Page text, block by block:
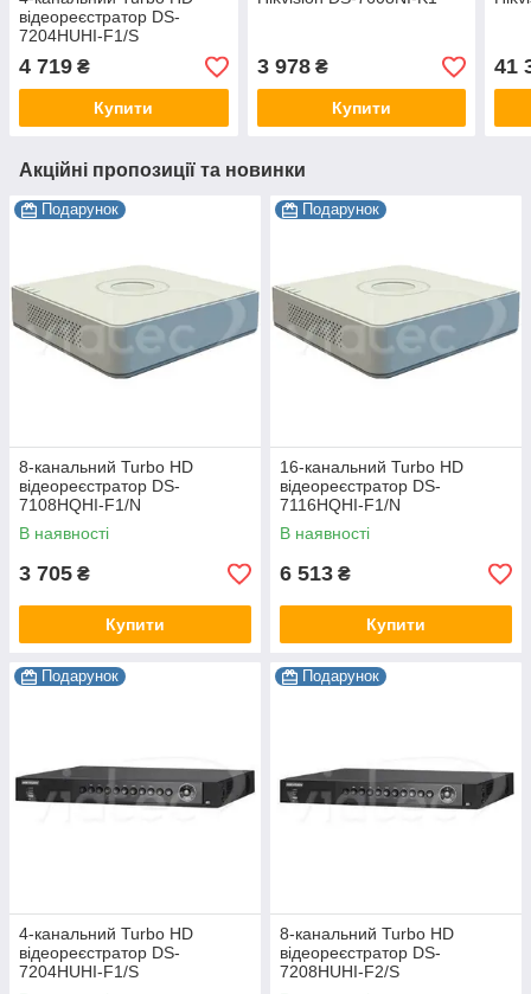
відеореєстратор DS-
7204HUHI-F1/S
4 719 ₴
Купити
3 978₴
Купити
41
Акційні пропозиції та новинки
Подарунок
8-канальний Turbo HD
відеореєстратор DS-
7108HQHI-F1/N
В наявності
3 705 ₴
Купити
Подарунок
16-канальний Turbo HD
відеореєстратор DS-
7116HQHI-F1/N
В наявності
6 513 ₴
Купити
Подарунок
4-канальний Turbo HD
відеореєстратор DS-
7204HUHI-F1/S
Подарунок
8-канальний Turbo HD
відеореєстратор DS-
7208HUHI-F2/S